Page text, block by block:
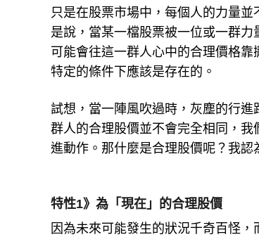
只是在股票市場中，每個人的力量
是說，當某一檔股票被一位或一群
可能會往這一群人心中的合理價格
特定的條件下應該是存在的。
試想，當一陣風吹過時，灰塵的行
群人的合理股價並不會完全相同，
進動作。那什麼是合理股價呢？我認
特性1》為「現在」的合理股價
因為未來可能發生的狀況千奇百怪